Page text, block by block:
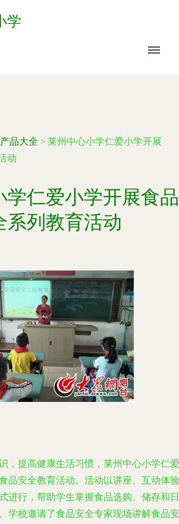
学
产品大全 > 莱州中心小学仁爱小学开展
动
学仁爱小学开展食品
系列教育活动
，提高健康生活习惯，莱州中心小学仁爱
品安全教育活动。活动以讲座、互动体验
进行，帮助学生掌握食品选购、储存和日
学校邀请了食品安全专家现场讲解食品安